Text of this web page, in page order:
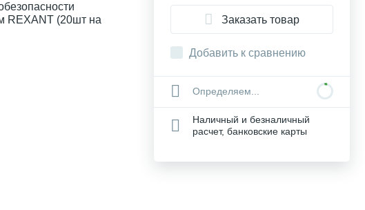
REXANT (20шт на
Заказать товар
Добавить к сравнению
Определяем...
Наличный и безналичный
расчет, банковские карты